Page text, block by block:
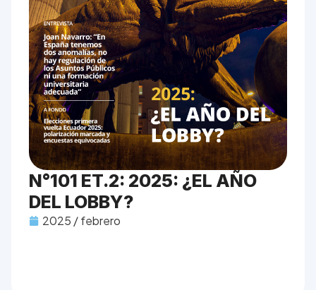
N°101 ET.2: 2025: ¿EL AÑO
DEL LOBBY?
2025 / febrero